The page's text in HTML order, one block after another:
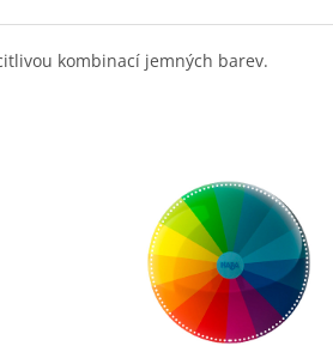
kombinací jemných barev.